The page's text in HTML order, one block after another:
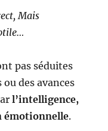
Mais
pas séduites
des avances
l’intelligence,
émotionnelle.